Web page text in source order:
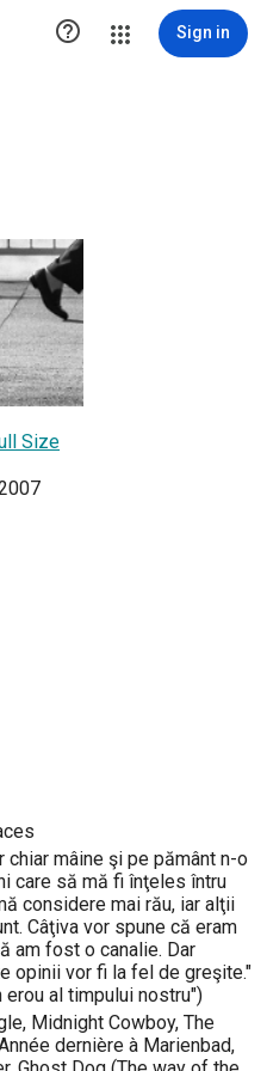
 Sign in
Size
chiar mâine şi pe pământ n-o
care să mă fi înţeles întru
considere mai rău, iar alţii
Câţiva vor spune că eram
am fost o canalie. Dar
opinii vor fi la fel de greşite."
erou al timpului nostru")
Midnight Cowboy, The
dernière à Marienbad,